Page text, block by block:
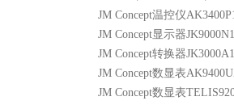
JM Concept温控仪
JM Concept显示器JK9000N1
JM Concept转换器JK3000A1
JM Concept数显表
JM Concept数显表